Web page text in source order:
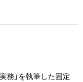
務」を執筆した固定